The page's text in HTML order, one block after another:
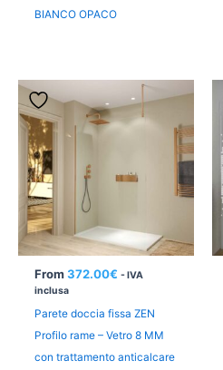
BIANCO OPACO
From 372.00€ - IVA
inclusa
Parete doccia fissa ZEN
Profilo rame – Vetro 8 MM
con trattamento anticalcare